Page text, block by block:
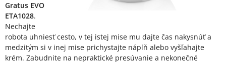
Gratus EVO
ETA1028.
Nechajte
robota uhniesť cesto, v tej istej mise mu dajte čas nakysnúť a
medzitým si v inej mise prichystajte náplň alebo vyšľahajte
krém. Zabudnite na nepraktické presúvanie a nekonečné